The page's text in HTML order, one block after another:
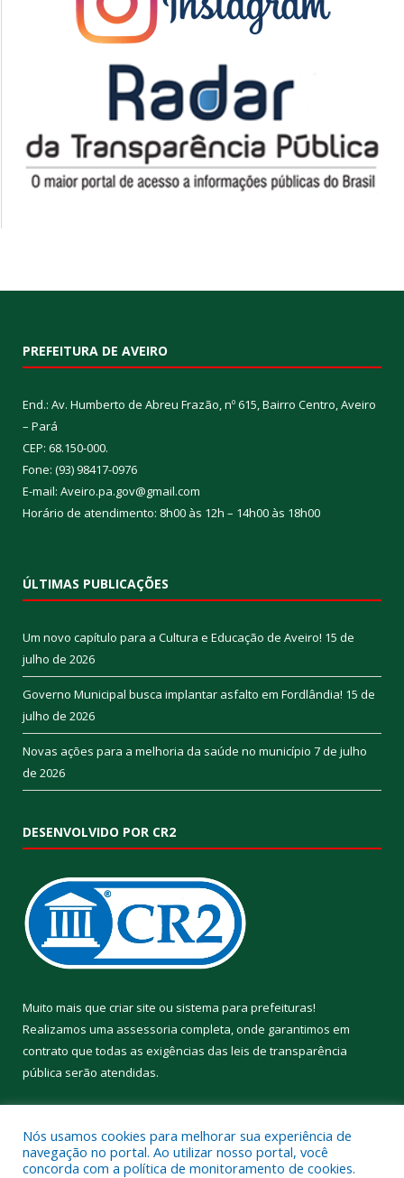
PREFEITURA DE AVEIRO
End.: Av. Humberto de Abreu Frazão, nº 615, Bairro Centro, Aveiro
– Pará
CEP: 68.150-000.
Fone: (93) 98417-0976
E-mail: Aveiro.pa.gov@gmail.com
Horário de atendimento: 8h00 às 12h – 14h00 às 18h00
ÚLTIMAS PUBLICAÇÕES
Um novo capítulo para a Cultura e Educação de Aveiro! 15 de
julho de 2026
Governo Municipal busca implantar asfalto em Fordlândia! 15 de
julho de 2026
Novas ações para a melhoria da saúde no município 7 de julho
de 2026
DESENVOLVIDO POR CR2
Muito mais que criar site ou sistema para prefeituras!
Realizamos uma assessoria completa, onde garantimos em
contrato que todas as exigências das leis de transparência
pública serão atendidas.
Nós usamos cookies para melhorar sua experiência de
navegação no portal. Ao utilizar nosso portal, você
concorda com a política de monitoramento de cookies.